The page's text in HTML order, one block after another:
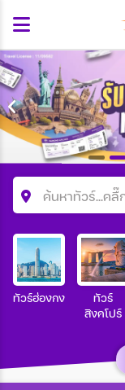
ค้นหาทัวร์...คลื๊
คำค้นหา
ทัวร์ฮ่องกง
ทัวร์
สิงคโปร์